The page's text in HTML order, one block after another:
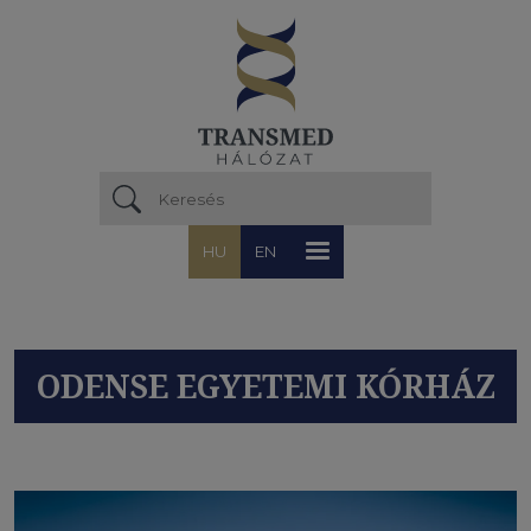
HU EN
ODENSE EGYETEMI KÓRHÁZ